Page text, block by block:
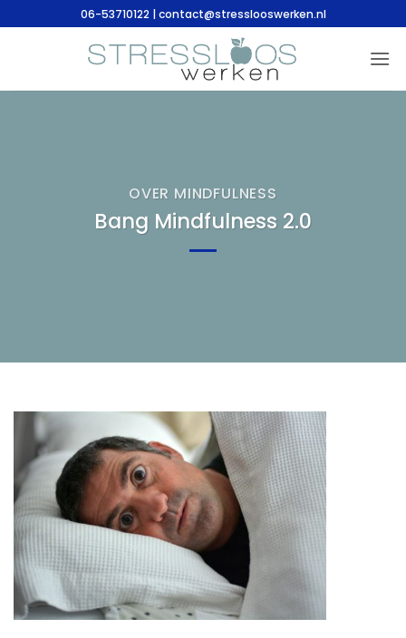
naar
06-53710122 | contact@stresslooswerken.nl
OVER MINDFULNESS
Bang Mindfulness 2.0